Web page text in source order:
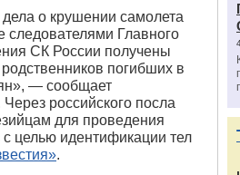
о крушении самолета
следователями Главного
СК России получены
погибших в
— сообщает
российского посла
для проведения
с целью идентификации тел
.